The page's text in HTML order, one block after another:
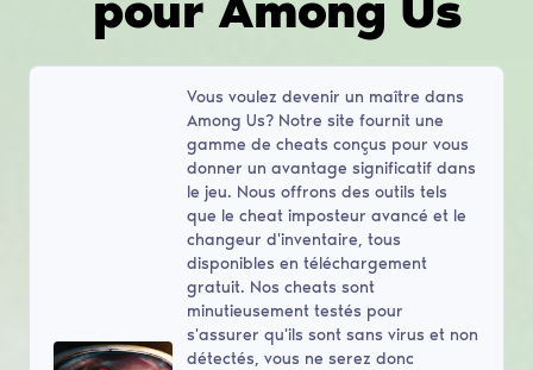
Vous voulez devenir un maître dans
Among Us? Notre site fournit une
gamme de cheats conçus pour vous
donner un avantage significatif dans
le jeu. Nous offrons des outils tels
que le cheat imposteur avancé et le
changeur d'inventaire, tous
disponibles en téléchargement
gratuit. Nos cheats sont
minutieusement testés pour
s'assurer qu'ils sont sans virus et non
détectés, vous ne serez donc